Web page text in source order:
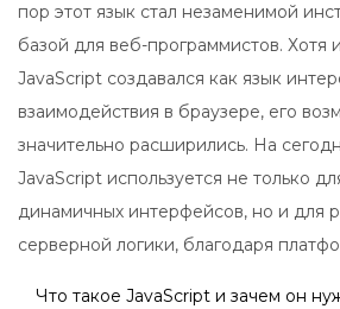
пор этот язык стал незаменимой
базой для веб-программистов. Хотя
JavaScript создавался как язык
взаимодействия в браузере, его
значительно расширились. На
JavaScript используется не только
динамичных интерфейсов, но и для
серверной логики, благодаря
Что такое JavaScript и зачем он